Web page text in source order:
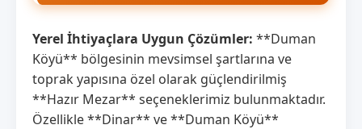
Yerel İhtiyaçlara Uygun Çözümler: **Duman
Köyü** bölgesinin mevsimsel şartlarına ve
toprak yapısına özel olarak güçlendirilmiş
**Hazır Mezar** seçeneklerimiz bulunmaktadır.
Özellikle **Dinar** ve **Duman Köyü**